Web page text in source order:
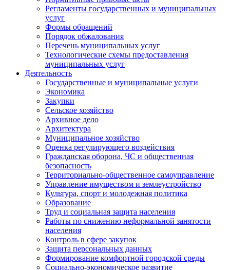
Регламенты государственных и муниципальных
услуг
Формы обращений
Порядок обжалования
Перечень муниципальных услуг
Технологические схемы предоставления
муниципальных услуг
Деятельность
Государственные и муниципальные услуги
Экономика
Закупки
Сельское хозяйство
Архивное дело
Архитектура
Муниципальное хозяйство
Оценка регулирующего воздействия
Гражданская оборона, ЧС и общественная
безопасность
Территориально-общественное самоуправление
Управление имуществом и землеустройство
Культура, спорт и молодежная политика
Образование
Труд и социальная защита населения
Работы по снижению неформальной занятости
населения
Контроль в сфере закупок
Защита персональных данных
Формирование комфортной городской среды
Социально-экономическое развитие